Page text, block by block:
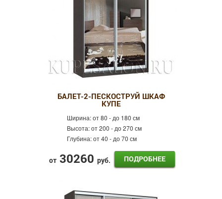
БАЛЕТ-2-ПЕСКОСТРУЙ ШКАФ
КУПЕ
Ширина:от 80 - до 180 см
Высота:от 200 - до 270 см
Глубина:от 40 - до 70 см
от 30260 руб. ПОДРОБНЕЕ